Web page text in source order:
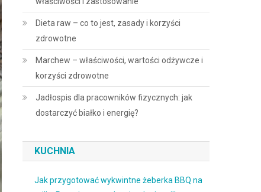
Dieta raw – co to jest, zasady i korzyści
zdrowotne
Marchew – właściwości, wartości odżywcze i
korzyści zdrowotne
Jadłospis dla pracowników fizycznych: jak
dostarczyć białko i energię?
KUCHNIA
Jak przygotować wykwintne żeberka BBQ na